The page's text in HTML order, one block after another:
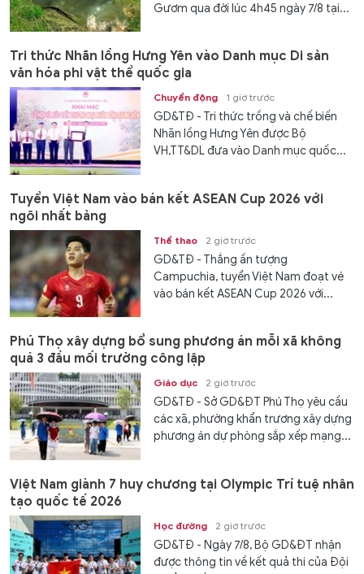
Gươm qua đời lúc 4h45 ngày 7/8 tại...
Tri thức Nhãn lồng Hưng Yên vào Danh mục Di sản
văn hóa phi vật thể quốc gia
Chuyển động 1 giờ trước
GD&TĐ - Tri thức trồng và chế biến
Nhãn lồng Hưng Yên được Bộ
VH,TT&DL đưa vào Danh mục quốc...
Tuyển Việt Nam vào bán kết ASEAN Cup 2026 với
ngôi nhất bảng
Thể thao 2 giờ trước
GD&TĐ - Thắng ấn tượng
Campuchia, tuyển Việt Nam đoạt vé
vào bán kết ASEAN Cup 2026 với...
Phú Thọ xây dựng bổ sung phương án mỗi xã không
quá 3 đầu mối trường công lập
Giáo dục 2 giờ trước
GD&TĐ - Sở GD&ĐT Phú Thọ yêu cầu
các xã, phường khẩn trương xây dựng
phương án dự phòng sắp xếp mạng...
Việt Nam giành 7 huy chương tại Olympic Trí tuệ nhân
tạo quốc tế 2026
Học đường 2 giờ trước
GD&TĐ - Ngày 7/8, Bộ GD&ĐT nhận
được thông tin về kết quả thi của Đội